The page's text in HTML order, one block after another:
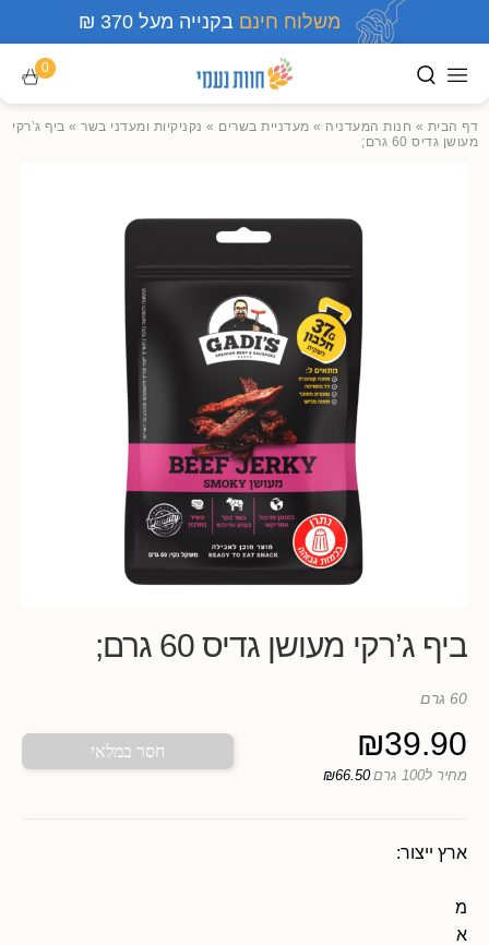
משלוח חינם בקנייה מעל 370 ₪
0
דף הבית » חנות המעדניה » מעדניית בשרים » נקניקיות ומעדני בשר » ביף ג’רקי
מעושן גדיס 60 גרם;
ביף ג’רקי מעושן גדיס 60 גרם;
60 גרם
₪39.90
מחיר ל100 גרם ₪66.50
חסר במלאי
ארץ ייצור:
מ
א